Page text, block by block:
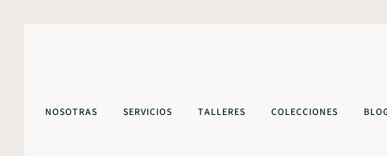
NOSOTRAS SERVICIOS TALLERES COLECCIONES